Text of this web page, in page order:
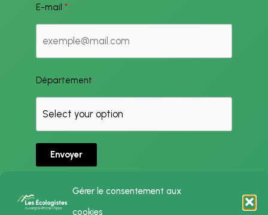
Gérer le consentement aux
cookies
E-mail
Département
Envoyer